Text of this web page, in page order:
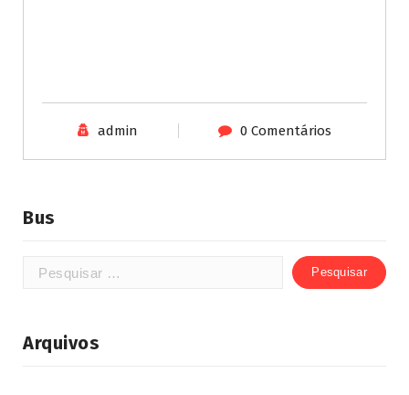
admin 0 Comentários
Bus
Arquivos